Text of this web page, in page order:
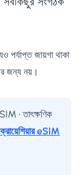
পর্যাপ্ত জায়গা থাকা
জন্য নয়।
• তাৎক্ষণিক
eSIM